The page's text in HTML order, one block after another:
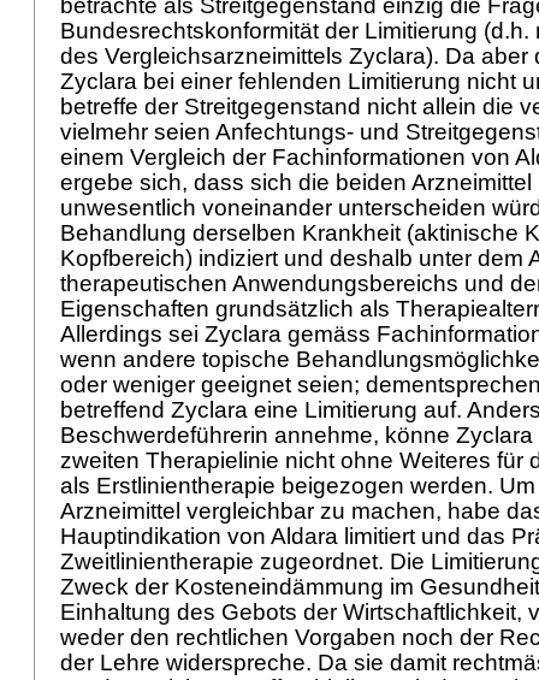
betrachte als Streitgegenstand einzig die
Bundesrechtskonformität der Limitierung (d.h.
des Vergleichsarzneimittels Zyclara). Da aber
Zyclara bei einer fehlenden Limitierung nicht
betreffe der Streitgegenstand nicht allein die
vielmehr seien Anfechtungs- und
einem Vergleich der Fachinformationen von
ergebe sich, dass sich die beiden
unwesentlich voneinander unterscheiden
Behandlung derselben Krankheit (aktinische
Kopfbereich) indiziert und deshalb unter dem
therapeutischen Anwendungsbereichs und
Eigenschaften grundsätzlich als
Allerdings sei Zyclara gemäss
wenn andere topische
oder weniger geeignet seien;
betreffend Zyclara eine Limitierung auf.
Beschwerdeführerin annehme, könne Zyclara
zweiten Therapielinie nicht ohne Weiteres für
als Erstlinientherapie beigezogen werden.
Arzneimittel vergleichbar zu machen, habe
Hauptindikation von Aldara limitiert und das
Zweitlinientherapie zugeordnet. Die
Zweck der Kosteneindämmung im
Einhaltung des Gebots der Wirtschaftlichkeit,
weder den rechtlichen Vorgaben noch der
der Lehre widerspreche. Da sie damit